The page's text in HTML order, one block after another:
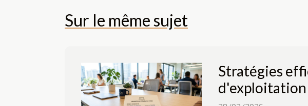
Sur le même sujet
Stratégies
d'exploitation